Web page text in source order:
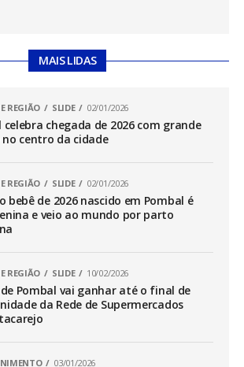
MAIS LIDAS
REGIÃO SLIDE 02/01/2026
celebra chegada de 2026 com grande
no centro da cidade
REGIÃO SLIDE 02/01/2026
bebê de 2026 nascido em Pombal é
e veio ao mundo por parto
REGIÃO SLIDE 10/02/2026
de Pombal vai ganhar até o final de
da Rede de Supermercados
03/01/2026